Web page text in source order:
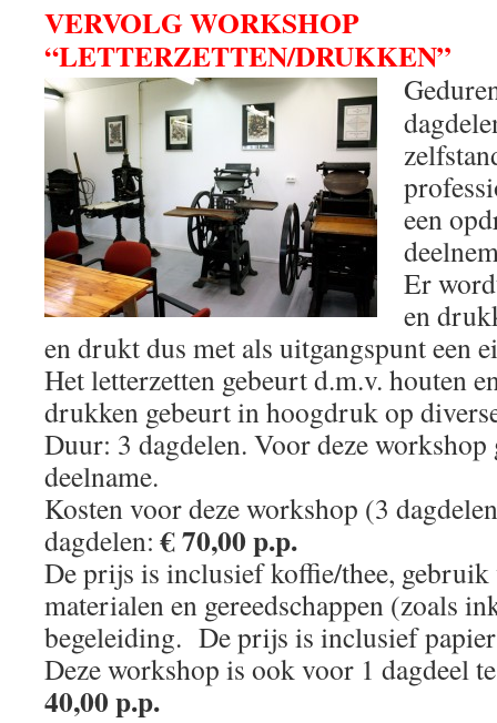
VERVOLG WORKSHOP
“LETTERZETTEN/DRUKKEN”
een
Er
en
en drukt dus met als uitgangspunt een
Het letterzetten gebeurt d.m.v. houten
drukken gebeurt in hoogdruk op
Duur: 3 dagdelen. Voor deze
deelname.
Kosten voor deze workshop (3
dagdelen:€ 70,00 p.p.
De prijs is inclusief koffie/thee, gebruik
materialen en gereedschappen (zoals
begeleiding. De prijs is inclusief papier
Deze workshop is ook voor 1 dagdeel
40,00 p.p.